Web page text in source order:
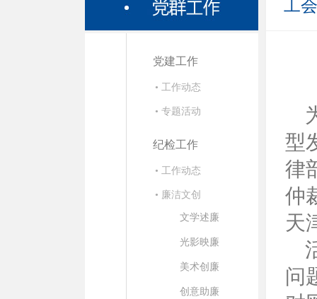
党建工作
• 工作动态
• 专题活动
纪检工作
• 工作动态
• 廉洁文创
文学述廉
光影映廉
美术创廉
创意助廉
工
型
律
仲
天
问